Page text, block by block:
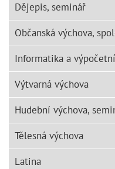
Dějepis, seminář
Občanská výchova,
Informatika a
Výtvarná výchova
Hudební výchova,
Tělesná výchova
Latina